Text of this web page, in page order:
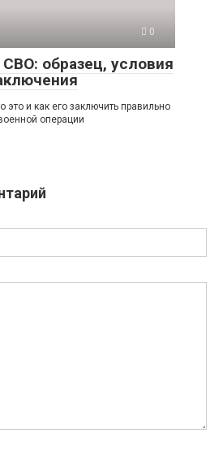
0
образец, условия
это и как его заключить правильно
операции